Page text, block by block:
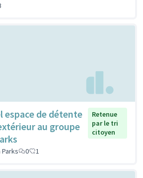
espace de détente
au groupe
Retenue
par le tri
citoyen
0 1